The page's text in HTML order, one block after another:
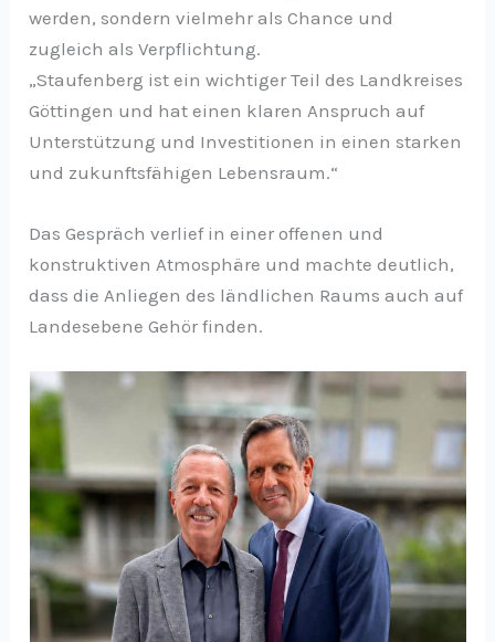
werden, sondern vielmehr als Chance und
zugleich als Verpflichtung.
„Staufenberg ist ein wichtiger Teil des Landkreises
Göttingen und hat einen klaren Anspruch auf
Unterstützung und Investitionen in einen starken
und zukunftsfähigen Lebensraum.“
Das Gespräch verlief in einer offenen und
konstruktiven Atmosphäre und machte deutlich,
dass die Anliegen des ländlichen Raums auch auf
Landesebene Gehör finden.